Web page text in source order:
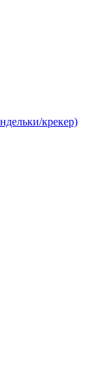
крекер)